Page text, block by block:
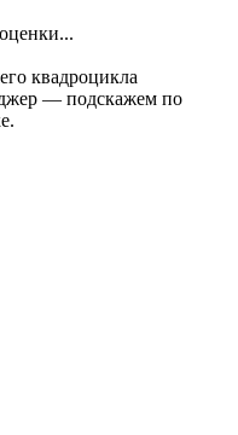
квадроцикла
— подскажем по